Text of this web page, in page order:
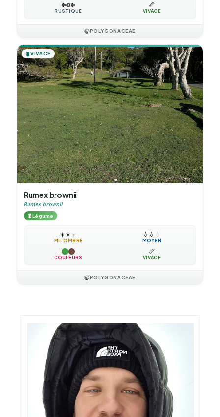
❄️❄️❄️
RUSTIQUE
📏
VIVACE
🍃POLYGONACEAE
🪴VIVACE
Rumex brownii
Rumex brownii
🥬Légume
☀️☀️☀️
MI-OMBRE
💧 💧 💧
MOYEN
COULEURS
📏
VIVACE
🍃POLYGONACEAE